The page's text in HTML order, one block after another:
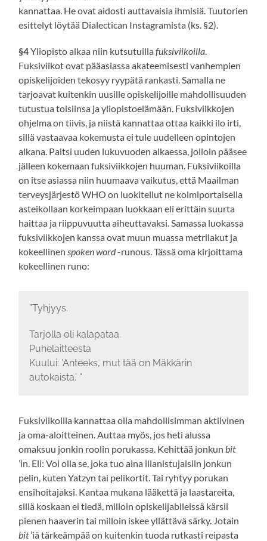
kannattaa. He ovat aidosti auttavaisia ihmisiä. Tuutorien
esittelyt löytää Dialectican Instagramista (ks. §2).
§4Yliopisto alkaa niin kutsutuillafuksiviikoilla
Fuksiviikot ovat pääasiassa akateemisesti vanhempien
opiskelijoiden tekosyy ryypätä rankasti. Samalla ne
tarjoavat kuitenkin uusille opiskelijoille mahdollisuuden
tutustua toisiinsa ja yliopistoelämään. Fuksiviikkojen
ohjelma on tiivis, ja niistä kannattaa ottaa kaikki ilo irti,
sillä vastaavaa kokemusta ei tule uudelleen opintojen
aikana. Paitsi uuden lukuvuoden alkaessa, jolloin pääsee
jälleen kokemaan fuksiviikkojen huuman. Fuksiviikoilla
on itse asiassa niin huumaava vaikutus, että Maailman
terveysjärjestö WHO on luokitellut ne kolmiportaisella
asteikollaan korkeimpaan luokkaan eli erittäin suurta
haittaa ja riippuvuutta aiheuttavaksi. Samassa luokassa
fuksiviikkojen kanssa ovat muun muassa metrilakut ja
kokeellinen spoken word-runous. Tässä oma kirjoittama
kokeellinen runo:
”Tyhjyys.
Tarjolla oli kalapataa.
Puhelaitteesta
Kuului: ’Anteeks, mut tää on Mäkkärin
autokaista.’ ”
Fuksiviikoilla kannattaa olla mahdollisimman aktiivinen
ja oma-aloitteinen. Auttaa myös, jos heti alussa
omaksuu jonkin roolin porukassa. Kehittää jonkunbit
’in. Eli: Voi olla se, joka tuo aina illanistujaisiin jonkun
pelin, kuten Yatzyn tai pelikortit. Tai ryhtyy porukan
ensihoitajaksi. Kantaa mukana lääkettä ja laastareita,
sillä koskaan ei tiedä, milloin opiskelijabileissä kärsii
pienen haaverin tai milloin iskee yllättävä särky. Jotain
bit’iä tärkeämpää on kuitenkin tuoda rutkasti reipasta